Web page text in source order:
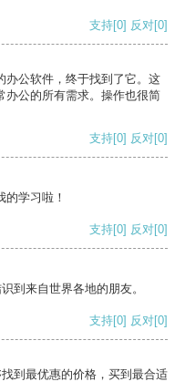
支持[0] 反对[0]
办公软件，终于找到了它。这
办公的所有需求。操作也很简
支持[0] 反对[0]
学习啦！
支持[0] 反对[0]
到来自世界各地的朋友。
支持[0] 反对[0]
到最优惠的价格，买到最合适